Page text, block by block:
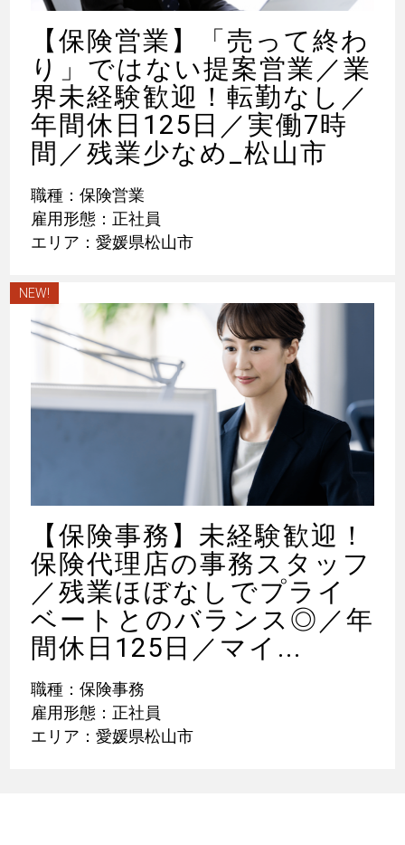
【保険営業】「売って終わ
り」ではない提案営業／業
界未経験歓迎！転勤なし／
年間休日125日／実働7時
間／残業少なめ_松山市
職種：保険営業
雇用形態：正社員
エリア：愛媛県松山市
NEW!
【保険事務】未経験歓迎！
保険代理店の事務スタッフ
／残業ほぼなしでプライ
ベートとのバランス◎／年
間休日125日／マイ...
職種：保険事務
雇用形態：正社員
エリア：愛媛県松山市